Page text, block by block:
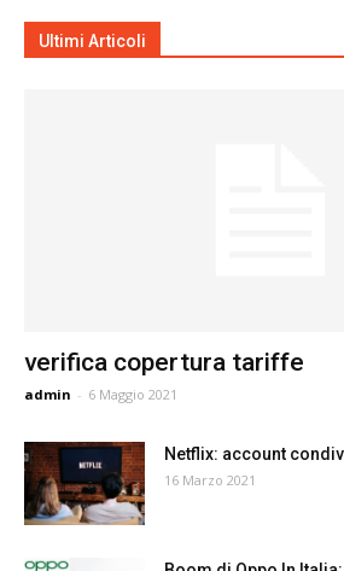
Ultimi Articoli
verifica copertura tariffe
admin - 6 Maggio 2021
Netflix: account
16 Marzo 2021